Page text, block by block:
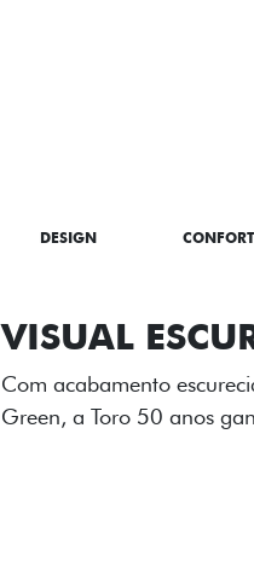
DESIGN
ADESIVOS
Os adesivos aplicados no
única dessa edição para